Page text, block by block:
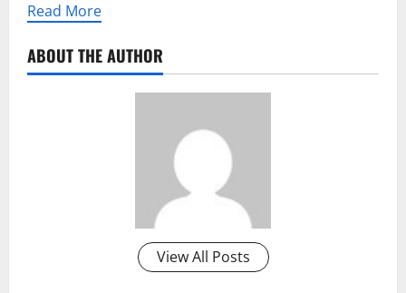
Read More
ABOUT THE AUTHOR
View All Posts